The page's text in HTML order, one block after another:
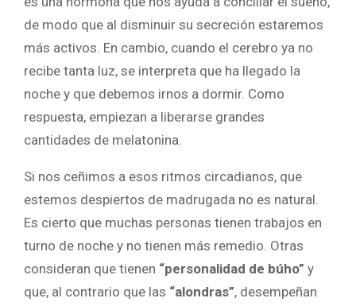
de modo que al disminuir su secreción estaremos
más activos. En cambio, cuando el cerebro ya no
recibe tanta luz, se interpreta que ha llegado la
noche y que debemos irnos a dormir. Como
respuesta, empiezan a liberarse grandes
cantidades de melatonina.
Si nos ceñimos a esos ritmos circadianos, que
estemos despiertos de madrugada no es natural.
Es cierto que muchas personas tienen trabajos en
turno de noche y no tienen más remedio. Otras
consideran que tienen “personalidad de búho” y
que, al contrario que las “alondras”, desempeñan